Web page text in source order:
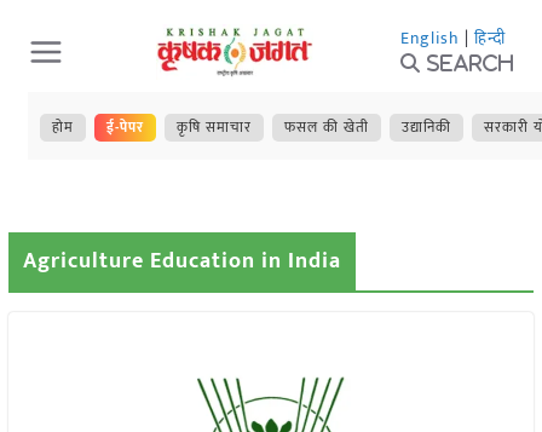
Skip
to
content
English | हिन्दी
Search
होम ई-पेपर कृषि समाचार फसल की खेती उद्यानिकी सरकारी
Agriculture Education in India